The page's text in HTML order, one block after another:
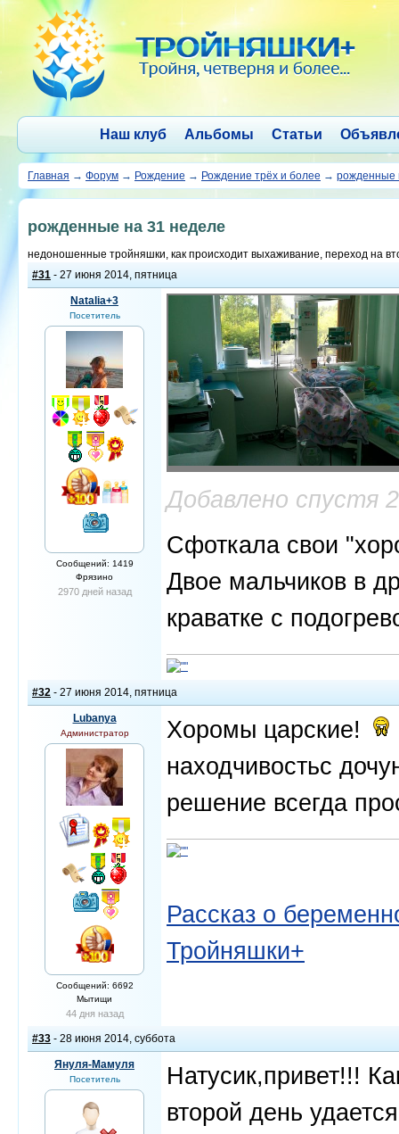
Наш клуб Альбомы Статьи
Главная → Форум → Рождение → Рождение трёх и более → рожденные
рожденные на 31 неделе
недоношенные тройняшки, как происходит выхаживание, переход на
#31 - 27 июня 2014, пятница
Natalia+3
Посетитель
Сообщений: 1419
Фрязино
2970 дней назад
Добавлено спустя
Сфоткала свои
Двое мальчиков в
краватке с
#32 - 27 июня 2014, пятница
Lubanya
Администратор
Сообщений: 6692
Мытищи
44 дня назад
Хоромы царские!
находчивостьс
решение всегда
Рассказ о
Тройняшки+
#33 - 28 июня 2014, суббота
Януля-Мамуля
Посетитель
Натусик,привет!!!
второй день